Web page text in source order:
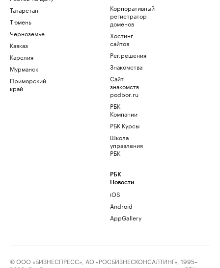
Татарстан
Тюмень
Черноземье
Кавказ
Карелия
Мурманск
Приморский
край
Корпоративный
регистратор
доменов
Хостинг
сайтов
Рег.решения
Знакомства
Сайт
знакомств
podbor.ru
РБК
Компании
РБК Курсы
Школа
управления
РБК
РБК
Новости
iOS
Android
AppGallery
© ООО «БИЗНЕСПРЕСС», АО «РОСБИЗНЕСКОНСАЛТИНГ», 1995–